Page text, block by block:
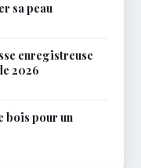
sa peau
enregistreuse
2026
bois pour un